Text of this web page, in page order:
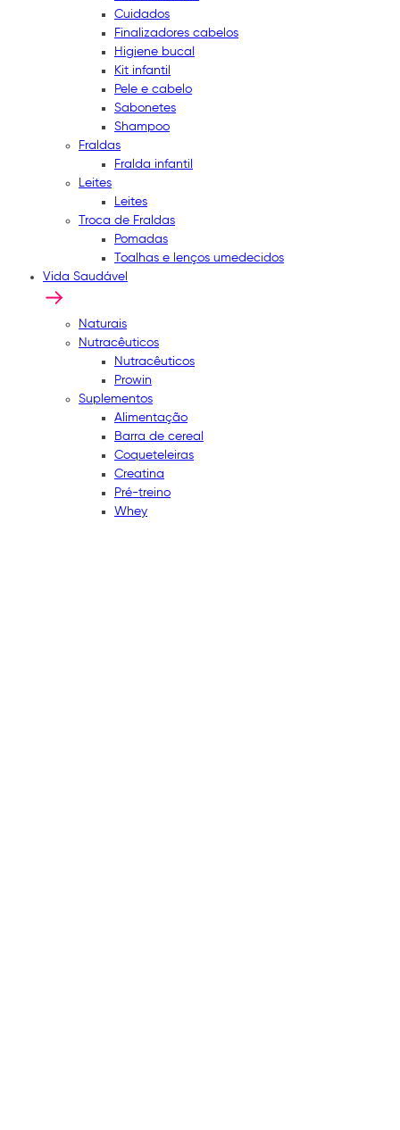
Cuidados
Finalizadores cabelos
Higiene bucal
Kit infantil
Pele e cabelo
Sabonetes
Shampoo
Fraldas
Fralda infantil
Leites
Leites
Troca de Fraldas
Pomadas
Toalhas e lenços umedecidos
Vida Saudável
Naturais
Nutracêuticos
Nutracêuticos
Prowin
Suplementos
Alimentação
Barra de cereal
Coqueteleiras
Creatina
Pré-treino
Whey